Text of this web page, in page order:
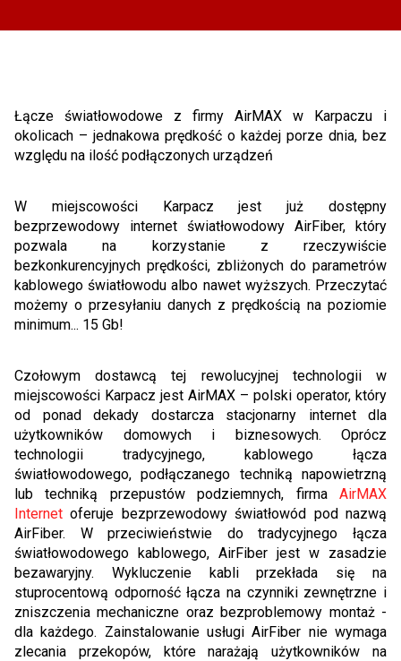
Łącze światłowodowe z firmy AirMAX w Karpaczu i
okolicach – jednakowa prędkość o każdej porze dnia, bez
względu na ilość podłączonych urządzeń
W miejscowości Karpacz jest już dostępny
bezprzewodowy internet światłowodowy AirFiber, który
pozwala na korzystanie z rzeczywiście
bezkonkurencyjnych prędkości, zbliżonych do parametrów
kablowego światłowodu albo nawet wyższych. Przeczytać
możemy o przesyłaniu danych z prędkością na poziomie
minimum... 15 Gb!
Czołowym dostawcą tej rewolucyjnej technologii w
miejscowości Karpacz jest AirMAX – polski operator, który
od ponad dekady dostarcza stacjonarny internet dla
użytkowników domowych i biznesowych. Oprócz
technologii tradycyjnego, kablowego łącza
światłowodowego, podłączanego techniką napowietrzną
lub techniką przepustów podziemnych, firma AirMAX
Internet oferuje bezprzewodowy światłowód pod nazwą
AirFiber. W przeciwieństwie do tradycyjnego łącza
światłowodowego kablowego, AirFiber jest w zasadzie
bezawaryjny. Wykluczenie kabli przekłada się na
stuprocentową odporność łącza na czynniki zewnętrzne i
zniszczenia mechaniczne oraz bezproblemowy montaż -
dla każdego. Zainstalowanie usługi AirFiber nie wymaga
zlecania przekopów, które narażają użytkowników na